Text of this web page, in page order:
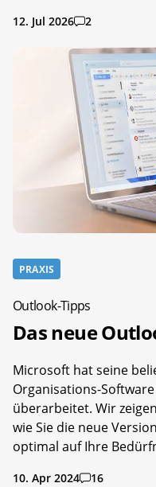
12. Jul 2026 2
PRAXIS
Outlook-Tipps
Das neue
Microsoft hat seine
Organisations-
überarbeitet. Wir
wie Sie die neue
optimal auf Ihre
10. Apr 2024 16